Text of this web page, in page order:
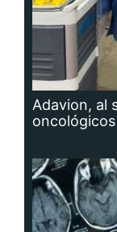
Adavion, al
oncológicos